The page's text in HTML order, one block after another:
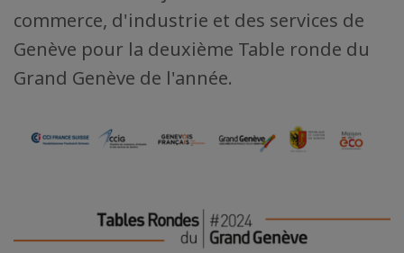
commerce, d'industrie et des services de
Genève pour la deuxième Table ronde du
Grand Genève de l'année.